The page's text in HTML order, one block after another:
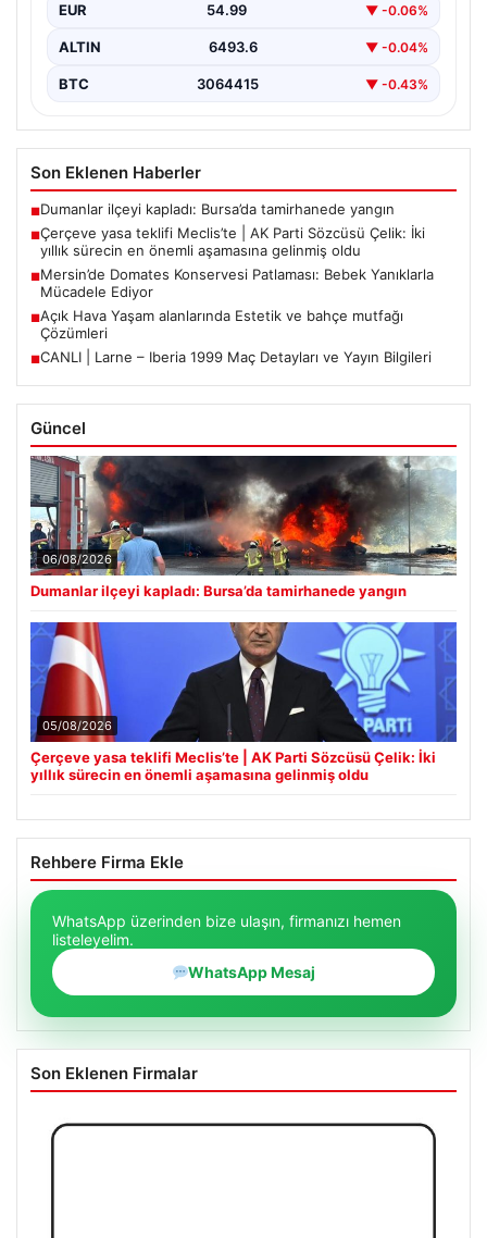
EUR 54.99 ▼ -0.06%
ALTIN 6493.6 ▼ -0.04%
BTC 3064415 ▼ -0.43%
Son Eklenen Haberler
■Dumanlar ilçeyi kapladı: Bursa’da tamirhanede yangın
■Çerçeve yasa teklifi Meclis’te | AK Parti Sözcüsü Çelik: İki
yıllık sürecin en önemli aşamasına gelinmiş oldu
■Mersin’de Domates Konservesi Patlaması: Bebek Yanıklarla
Mücadele Ediyor
■Açık Hava Yaşam alanlarında Estetik ve bahçe mutfağı
Çözümleri
■CANLI | Larne – Iberia 1999 Maç Detayları ve Yayın Bilgileri
Güncel
06/08/2026
Dumanlar ilçeyi kapladı: Bursa’da tamirhanede yangın
05/08/2026
Çerçeve yasa teklifi Meclis’te | AK Parti Sözcüsü Çelik: İki
yıllık sürecin en önemli aşamasına gelinmiş oldu
Rehbere Firma Ekle
WhatsApp üzerinden bize ulaşın, firmanızı hemen
listeleyelim.
WhatsApp Mesaj
Son Eklenen Firmalar